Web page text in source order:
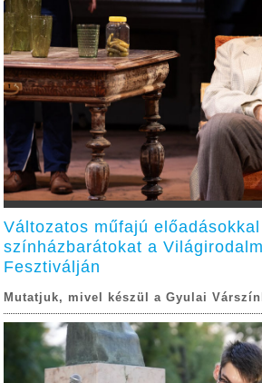
Változatos műfajú
színházbarátokat a
Fesztiválján
Mutatjuk, mivel készül a Gyulai